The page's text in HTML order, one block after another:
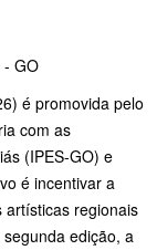
- GO
é promovida pelo
com as
(IPES-GO) e
é incentivar a
artísticas regionais
edição, a